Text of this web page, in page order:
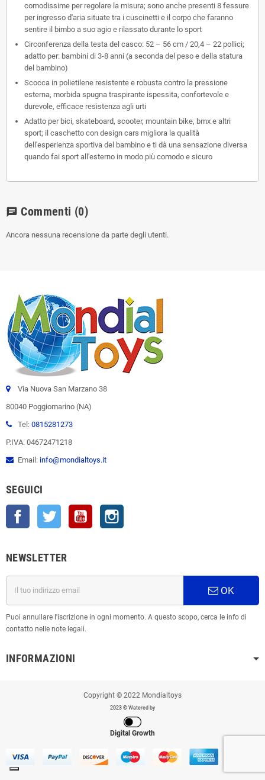
comodissime per regolare la misura; sono anche presenti 8 fessure
per ingresso d'aria situate tra i cuscinetti e il corpo che faranno
sentire il bimbo a suo agio e rilassato durante lo sport
Circonferenza della testa del casco: 52 – 56 cm / 20,4 – 22 pollici;
adatto per: bambini di 3-8 anni (a seconda del peso e della statura
del bambino)
Scocca in polietilene resistente e robusta contro la pressione
esterna, morbida spugna traspirante ispessita, confortevole e
durevole, efficace resistenza agli urti
Adatto per bici, skateboard, scooter, mountain bike, bmx e altri
sport; il caschetto con design cars migliora la qualità
dell'esperienza sportiva del bambino e ti dà una sensazione diversa
quando fai sport all'esterno in modo più comodo e sicuro
chat Commenti (0)
Ancora nessuna recensione da parte degli utenti.
Via Nuova San Marzano 38
80040 Poggiomarino (NA)
Tel: 0815281273
P.IVA: 04672471218
Email: info@mondialtoys.it
SEGUICI
Facebook Twitter YouTube
NEWSLETTER
OK
Puoi annullare l'iscrizione in ogni momento. A questo scopo, cerca le info di
contatto nelle note legali.
INFORMAZIONI
Copyright © 2022 Mondialtoys
2023 © Watered by
Digital Growth